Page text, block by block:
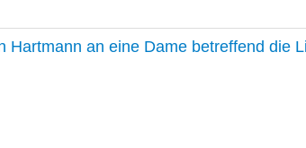
Hartmann an eine Dame betreffend die